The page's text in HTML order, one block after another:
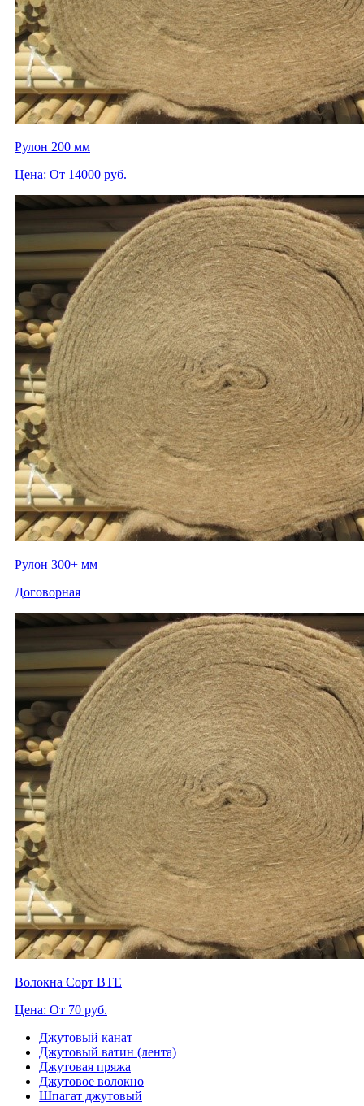
Рулон 200 мм
Цена: От 14000 руб.
Рулон 300+ мм
Договорная
Волокна Сорт BTE
Цена: От 70 руб.
Джутовый канат
Джутовый ватин (лента)
Джутовая пряжа
Джутовое волокно
Шпагат джутовый